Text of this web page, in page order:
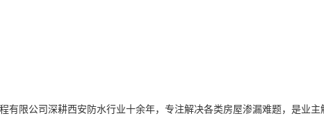
有限公司深耕西安防水行业十余年，专注解决各类房屋渗漏难题，是业主